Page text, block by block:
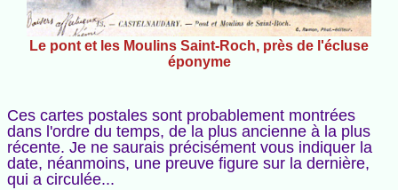
Le pont et les Moulins Saint-Roch, près de l'écluse
éponyme
Ces cartes postales sont probablement montrées
dans l'ordre du temps, de la plus ancienne à la plus
récente. Je ne saurais précisément vous indiquer la
date, néanmoins, une preuve figure sur la dernière,
qui a circulée...